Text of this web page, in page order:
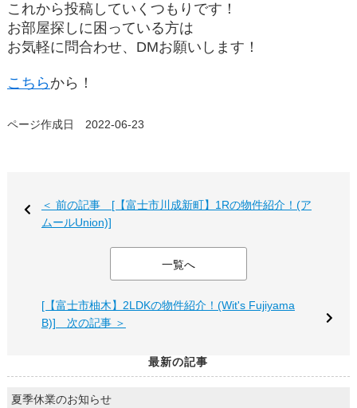
これから投稿していくつもりです！
お部屋探しに困っている方は
お気軽に問合わせ、DMお願いします！
こちらから！
ページ作成日 2022-06-23
＜ 前の記事 [【富士市川成新町】1Rの物件紹介！(ア
ムールUnion)]
一覧へ
[【富士市柚木】2LDKの物件紹介！(Wit's Fujiyama
B)] 次の記事 ＞
最新の記事
夏季休業のお知らせ